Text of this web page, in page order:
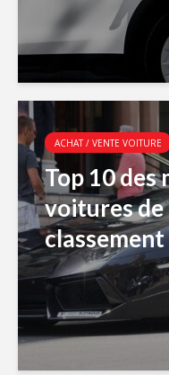
ACHAT / VENTE VOITURE
Top 10 des
voitures de